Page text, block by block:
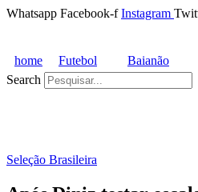
Whatsapp Facebook-f Instagram
home Futebol Baianão
Search
Seleção Brasileira